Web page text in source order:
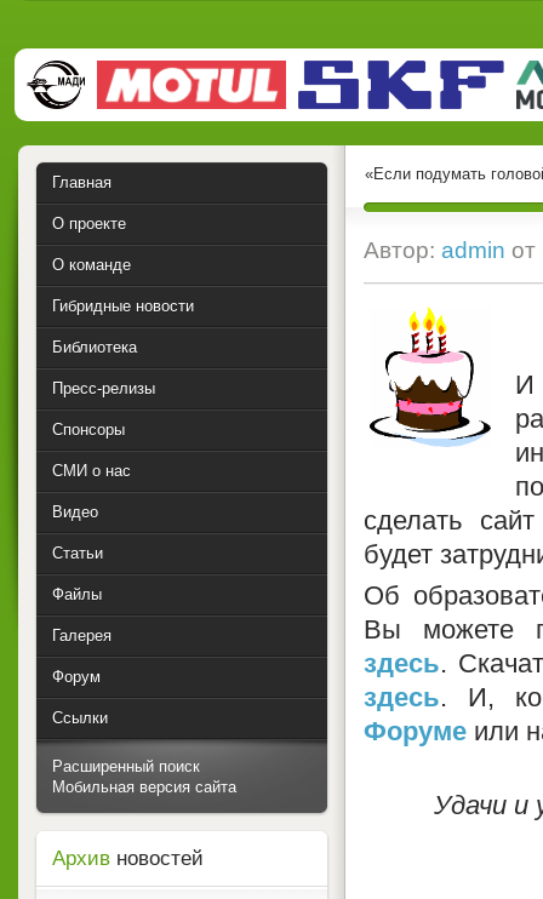
«Если подумать
Автор: admin от
И
сделать
будет
Об
Вы можете
здесь.
здесь. И,
Форуме или
Удачи и
Главная
О проекте
О команде
Гибридные новости
Библиотека
Пресс-релизы
Спонсоры
СМИ о нас
Видео
Статьи
Файлы
Галерея
Форум
Ссылки
Расширенный поиск
Мобильная версия сайта
Архив новостей